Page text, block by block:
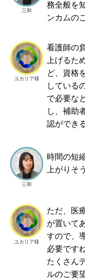
三和
務全般を
ンカムの
ユカリア様
看護師の
上げるた
ど、資格
している
で必要な
し、補助
認ができ
三和
時間の短
上がりそ
ユカリア様
ただ、医
が置いて
すので、
必要です
たくさん
ルのご要